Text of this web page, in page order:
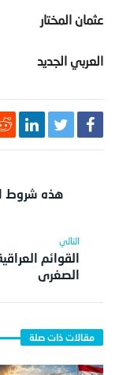
عثمان المختار
العربي الجديد
هذه شروط
القوائم
الصغرى